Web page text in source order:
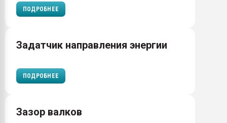
ПОДРОБНЕЕ
Задатчик направления энергии
ПОДРОБНЕЕ
Зазор валков